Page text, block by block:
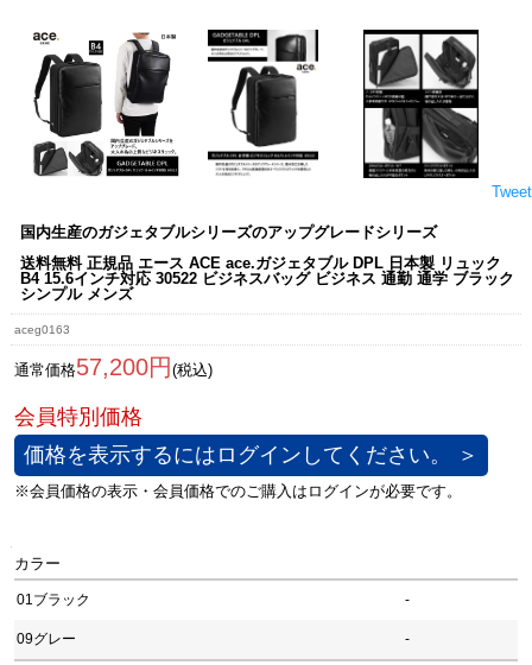
Tweet
国内生産のガジェタブルシリーズのアップグレードシリーズ
送料無料 正規品 エース ACE ace.ガジェタブル DPL 日本製 リュック
B4 15.6インチ対応 30522 ビジネスバッグ ビジネス 通勤 通学 ブラック
シンプル メンズ
aceg0163
通常価格57,200円 (税込)
価格を表示するにはログインしてください。 ＞
カラー
01ブラック -
09グレー -